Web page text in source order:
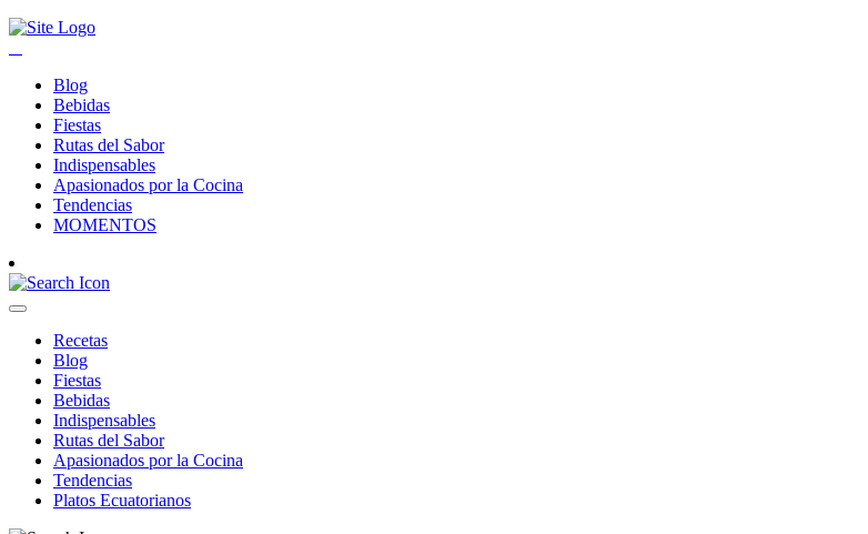
Blog
Bebidas
Fiestas
Rutas del Sabor
Indispensables
Apasionados por la Cocina
Tendencias
MOMENTOS
Recetas
Blog
Fiestas
Bebidas
Indispensables
Rutas del Sabor
Apasionados por la Cocina
Tendencias
Platos Ecuatorianos